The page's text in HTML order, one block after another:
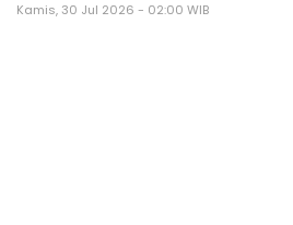
Kamis, 30 Jul 2026 - 02:00 WIB